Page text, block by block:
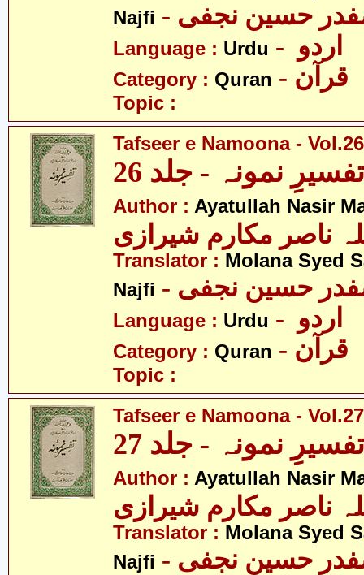
Najfi
صفدر حسین نجفی
Language : Urdu
Category : Quran - قرآن
Topic :
Tafseer e Namoona - Vol.26
تفسیرِ نمونہ - جلد 26
Author : Ayatullah Nasir
ناصر مکارم شیرازی
Translator : Molana Syed
Najfi
صفدر حسین نجفی
Language : Urdu
Category : Quran - قرآن
Topic :
Tafseer e Namoona - Vol.27
تفسیرِ نمونہ - جلد 27
Author : Ayatullah Nasir
ناصر مکارم شیرازی
Translator : Molana Syed
Najfi
صفدر حسین نجفی